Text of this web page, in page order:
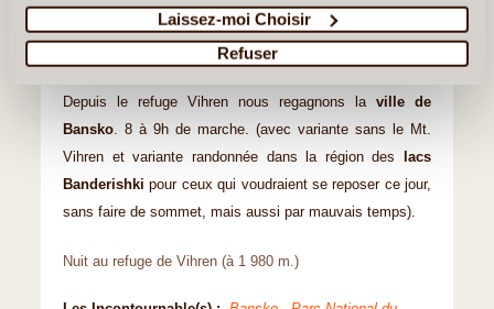
Laissez-moi Choisir
Refuser
du pays (2 914 m.), emblèmes duParc national du
Pirin(patrimoine mondial de l’Unesco) sera très
certainement la plus grande récompense de ce voyage.
Depuis le refuge Vihren nous regagnons la ville de
Bansko. 8 à 9h de marche. (avec variante sans le Mt.
Vihren et variante randonnée dans la région des lacs
Banderishkipour ceux qui voudraient se reposer ce jour,
sans faire de sommet, mais aussi par mauvais temps).
Nuit au refuge de Vihren (à 1 980 m.)